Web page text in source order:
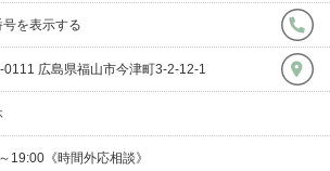
号を表示する
0111 広島県福山市今津町3-2-12-1
19:00《時間外応相談》